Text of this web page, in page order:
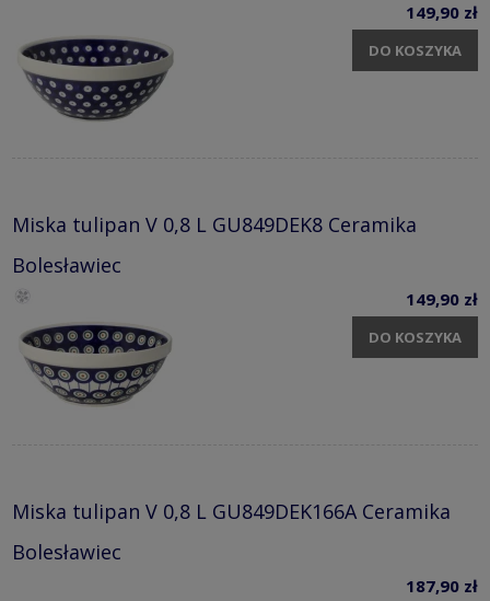
149,90 zł
DO KOSZYKA
Miska tulipan V 0,8 L GU849DEK8 Ceramika
Bolesławiec
149,90 zł
DO KOSZYKA
Miska tulipan V 0,8 L GU849DEK166A Ceramika
Bolesławiec
187,90 zł